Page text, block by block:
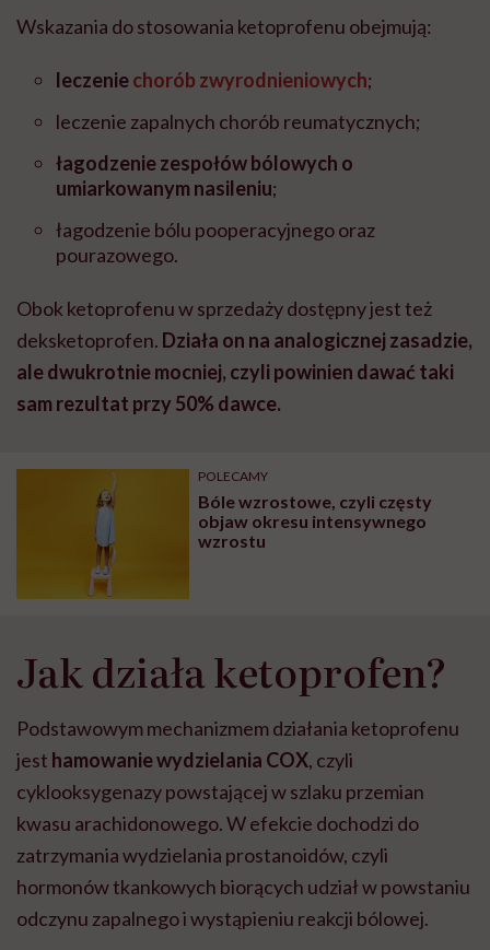
Wskazania do stosowania ketoprofenu obejmują:
leczeniechorób zwyrodnieniowych;
leczenie zapalnych chorób reumatycznych;
łagodzenie zespołów bólowych o
umiarkowanym nasileniu;
łagodzenie bólu pooperacyjnego oraz
pourazowego.
Obok ketoprofenu w sprzedaży dostępny jest też
deksketoprofen. Działa on na analogicznej zasadzie,
ale dwukrotnie mocniej, czyli powinien dawać taki
sam rezultat przy 50% dawce.
POLECAMY
Bóle wzrostowe, czyli częsty
objaw okresu intensywnego
wzrostu
Jak działa ketoprofen?
Podstawowym mechanizmem działania ketoprofenu
jest hamowanie wydzielania COX, czyli
cyklooksygenazy powstającej w szlaku przemian
kwasu arachidonowego. W efekcie dochodzi do
zatrzymania wydzielania prostanoidów, czyli
hormonów tkankowych biorących udział w powstaniu
odczynu zapalnego i wystąpieniu reakcji bólowej.